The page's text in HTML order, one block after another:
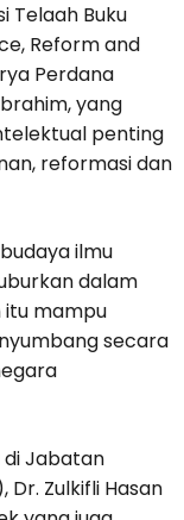
Telaah Buku
Reform and
Perdana
yang
penting
reformasi dan
ilmu
dalam
itu mampu
secara
Jabatan
Zulkifli Hasan